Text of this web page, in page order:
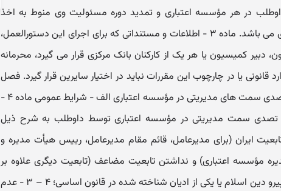
در هر مؤسسه اعتباری و تمدید دوره مسئولیت وی منوط به اخذ
تأییدیه صلاحیت حرفه ای می باشد. ماده ۳ - اطلاعات و مستنداتی که برای اجرای این دستورالعمل،
دبیر کمیسیون یا هر یک از کارکنان بانک مرکزی قرار می گیرد، محرمانه
قانونی یا در چارچوب این مقررات نباید در اختیار سایرین قرار گیرد. فصل
سوم : شرایط لازم برای تصدی سمت های مدیریتی در مؤسسه اعتباری الف - شرایط عمومی ماده ۴ -
تصدی سمت مدیریتی در مؤسسه اعتباری توسط داوطلب به شرح ذیل
تابعیت ایران (برای مدیرعامل، قائم مقام مدیرعامل، رییس هیأت مدیره و
مؤسسه اعتباری) و نداشتن تابعیت مضاعف (تابعیت دیگری علاوه بر
تابعیت ایرانی)؛ ۴ – ۲ - پیرو دین اسلام یا یکی از ادیان شناخته شده در قانون اساسی؛ ۴ – ۳ - عدم